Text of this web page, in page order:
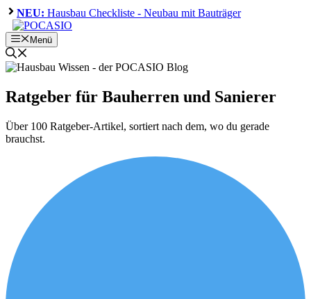
Zum
Inhalt
springen
NEU: Hausbau Checkliste - Neubau mit Bauträger
Menü
Ratgeber für Bauherren und Sanierer
Über 100 Ratgeber-Artikel, sortiert nach dem, wo du gerade
brauchst.